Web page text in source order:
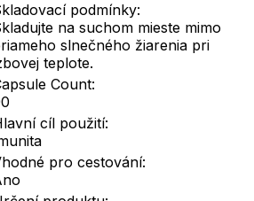
podmínky:
na suchom mieste mimo
slnečného žiarenia pri
teplote.
Count:
cíl použití:
pro cestování: